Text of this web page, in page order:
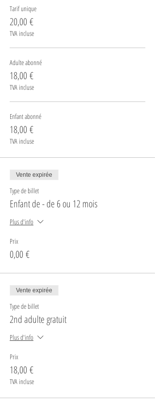
Tarif unique
20,00 €
TVA incluse
Adulte abonné
18,00 €
TVA incluse
Enfant abonné
18,00 €
TVA incluse
Vente expirée
Type de billet
Enfant de - de 6 ou 12 mois
Plus d'info
Prix
0,00 €
Vente expirée
Type de billet
2nd adulte gratuit
Plus d'info
Prix
18,00 €
TVA incluse